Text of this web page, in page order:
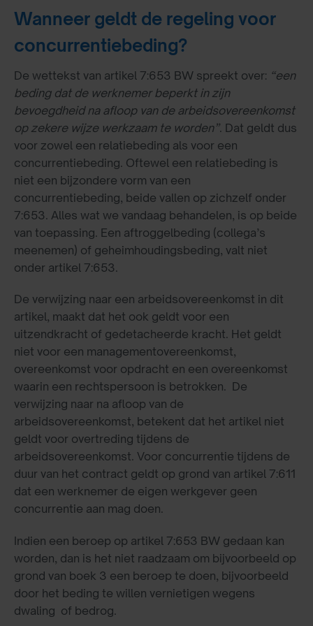
Wanneer geldt de regeling voor
concurrentiebeding?
De wettekst van artikel 7:653 BW spreekt over: “een
beding dat de werknemer beperkt in zijn
bevoegdheid na afloop van de arbeidsovereenkomst
op zekere wijze werkzaam te worden”. Dat geldt dus
voor zowel een relatiebeding als voor een
concurrentiebeding. Oftewel een relatiebeding is
niet een bijzondere vorm van een
concurrentiebeding, beide vallen op zichzelf onder
7:653. Alles wat we vandaag behandelen, is op beide
van toepassing. Een aftroggelbeding (collega’s
meenemen) of geheimhoudingsbeding, valt niet
onder artikel 7:653.
De verwijzing naar een arbeidsovereenkomst in dit
artikel, maakt dat het ook geldt voor een
uitzendkracht of gedetacheerde kracht. Het geldt
niet voor een managementovereenkomst,
overeenkomst voor opdracht en een overeenkomst
waarin een rechtspersoon is betrokken. De
verwijzing naar na afloop van de
arbeidsovereenkomst, betekent dat het artikel niet
geldt voor overtreding tijdens de
arbeidsovereenkomst. Voor concurrentie tijdens de
duur van het contract geldt op grond van artikel 7:611
dat een werknemer de eigen werkgever geen
concurrentie aan mag doen.
Indien een beroep op artikel 7:653 BW gedaan kan
worden, dan is het niet raadzaam om bijvoorbeeld op
grond van boek 3 een beroep te doen, bijvoorbeeld
door het beding te willen vernietigen wegens
dwaling of bedrog.